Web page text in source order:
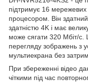
підтримує 16
процесором. Він
здатністю 4K і має
може сягати 320 Мбіт/с.
перегляду зображень з
мультиекрана без
При збереженні відео
чіткими під час